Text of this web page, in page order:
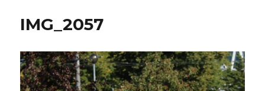
IMG_2057